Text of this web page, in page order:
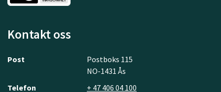
Kontakt oss
Post
Postboks 115
NO-1431 Ås
Telefon
+ 47 406 04 100